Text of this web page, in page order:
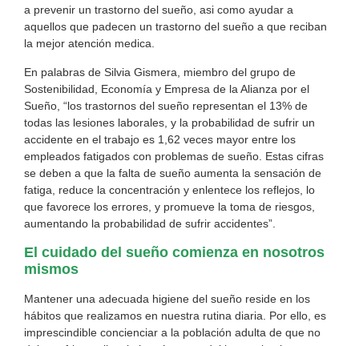
a prevenir un trastorno del sueño, asi como ayudar a
aquellos que padecen un trastorno del sueño a que reciban
la mejor atención medica.
En palabras de Silvia Gismera, miembro del grupo de
Sostenibilidad, Economía y Empresa de la Alianza por el
Sueño, “los trastornos del sueño representan el 13% de
todas las lesiones laborales, y la probabilidad de sufrir un
accidente en el trabajo es 1,62 veces mayor entre los
empleados fatigados con problemas de sueño. Estas cifras
se deben a que la falta de sueño aumenta la sensación de
fatiga, reduce la concentración y enlentece los reflejos, lo
que favorece los errores, y promueve la toma de riesgos,
aumentando la probabilidad de sufrir accidentes”.
El cuidado del sueño comienza en nosotros
mismos
Mantener una adecuada higiene del sueño reside en los
hábitos que realizamos en nuestra rutina diaria. Por ello, es
imprescindible concienciar a la población adulta de que no